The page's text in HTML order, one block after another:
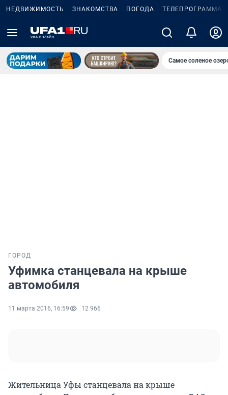
НЕДВИЖИМОСТЬ ЗНАКОМСТВА ПОГОДА ТЕЛЕПРОГРАММА
Самое соленое
ГОРОД
Уфимка станцевала на крыше
автомобиля
11 марта 2016, 16:59 12 966
Жительница Уфы станцевала на крыше